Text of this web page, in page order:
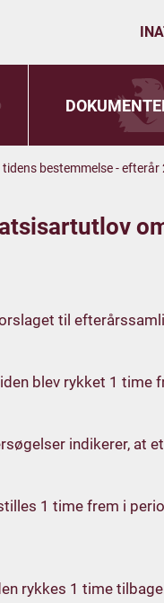
bestemmelse - efterår
til
blev rykket 1
indikerer, at
1 time frem i
rykkes 1 time